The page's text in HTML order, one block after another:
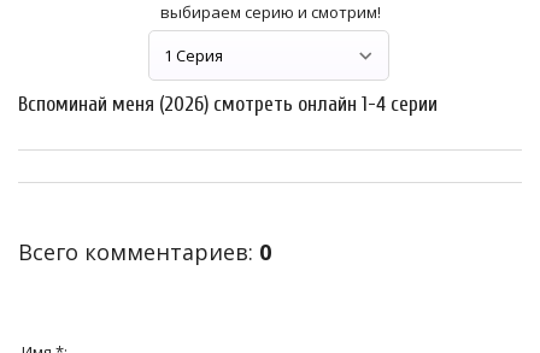
выбираем серию и смотрим!
Вспоминай меня (2026) смотреть онлайн 1-4 серии
Всего комментариев: 0